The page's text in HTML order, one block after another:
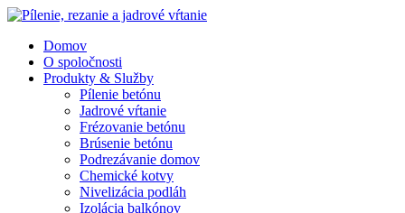
Domov
O spoločnosti
Produkty & Služby
Pílenie betónu
Jadrové vŕtanie
Frézovanie betónu
Brúsenie betónu
Podrezávanie domov
Chemické kotvy
Nivelizácia podláh
Izolácia balkónov